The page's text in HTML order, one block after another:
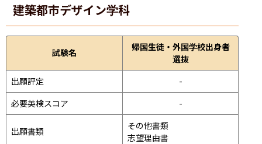
建築都市デザイン学科
試験名
帰国生徒・外国学校出身者
選抜
出願評定
-
必要英検スコア
-
出願書類
その他書類
志望理由書